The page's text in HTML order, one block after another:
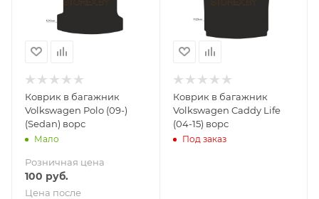
Коврик в багажник
Volkswagen Polo (09-)
(Sedan) ворс
Мало
Розничная цена
100 руб.
Цена после
Коврик в багажник
Volkswagen Caddy Life
(04-15) ворс
Под заказ